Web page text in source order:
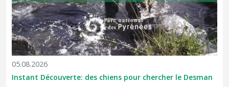
05.08.2026
Instant Découverte: des chiens pour chercher le Desman